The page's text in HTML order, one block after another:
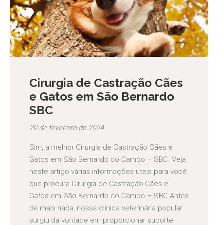
Cirurgia de Castração Cães
e Gatos em São Bernardo
SBC
20 de fevereiro de 2024
Sim, a melhor Cirurgia de Castração Cães e
Gatos em São Bernardo do Campo – SBC. Veja
neste artigo várias informações úteis para você
que procura Cirurgia de Castração Cães e
Gatos em São Bernardo do Campo – SBC Antes
de mais nada, nossa clínica veterinária popular
surgiu da vontade em proporcionar suporte